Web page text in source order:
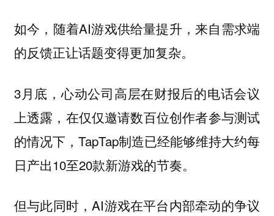
如今，随着AI游戏供给量提升，来自需求端
的反馈正让话题变得更加复杂。
3月底，心动公司高层在财报后的电话会议
上透露，在仅仅邀请数百位创作者参与测试
的情况下，TapTap制造已经能够维持大约每
日产出10至20款新游戏的节奏。
但与此同时，AI游戏在平台内部牵动的争议